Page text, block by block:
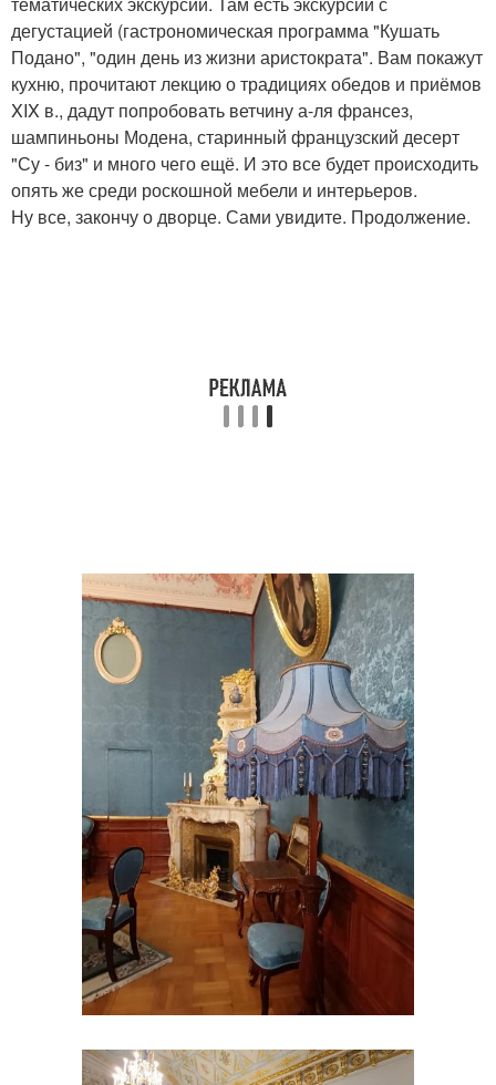
дегустацией (гастрономическая программа "Кушать
Подано", "один день из жизни аристократа". Вам покажут
кухню, прочитают лекцию о традициях обедов и приёмов
XIX в., дадут попробовать ветчину а-ля франсез,
шампиньоны Модена, старинный французский десерт
"Су - биз" и много чего ещё. И это все будет происходить
опять же среди роскошной мебели и интерьеров.
Ну все, закончу о дворце. Сами увидите. Продолжение.